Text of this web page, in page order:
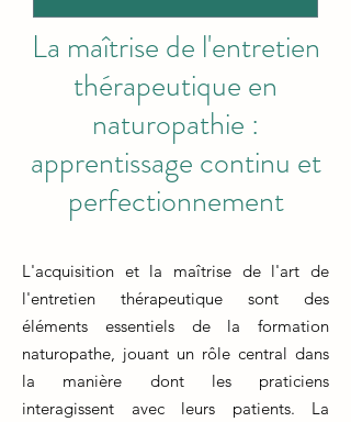
La maîtrise de l'entretien
thérapeutique en
naturopathie :
apprentissage continu et
perfectionnement
L'acquisition et la maîtrise de l'art de
l'entretien thérapeutique sont des
éléments essentiels de la formation
naturopathe, jouant un rôle central dans
la manière dont les praticiens
interagissent avec leurs patients. La